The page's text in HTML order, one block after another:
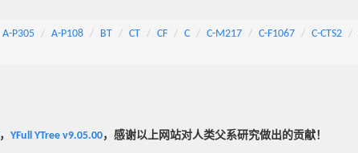
A-P305 A-P108 BT CT CF C C-M217 C-F1067 C-CTS2
， YFull YTree v9.05.00，感谢以上网站对人类父系研究做出的贡献！